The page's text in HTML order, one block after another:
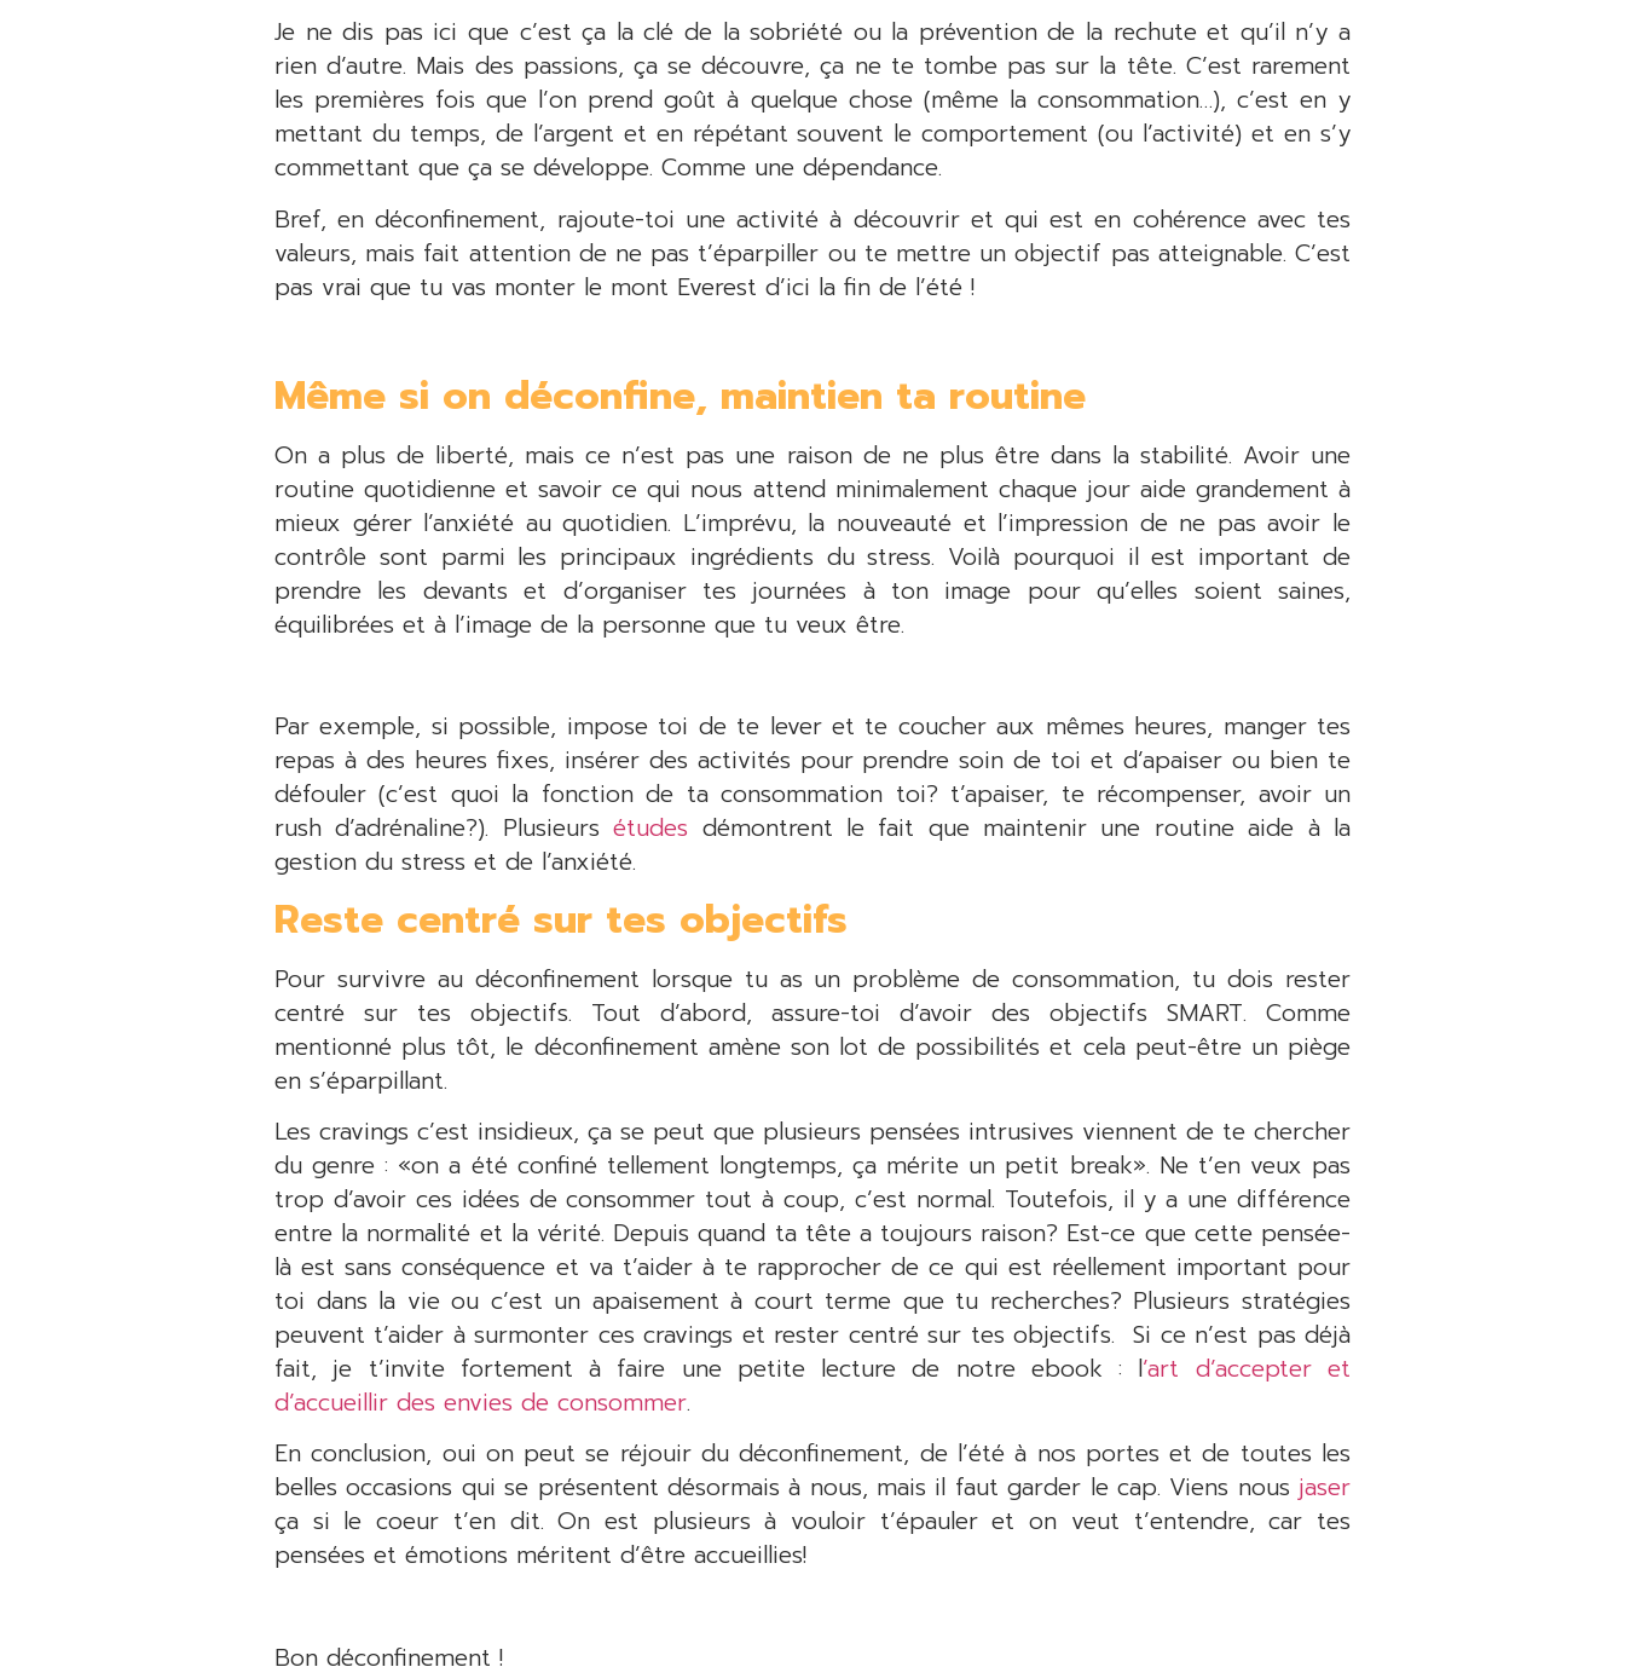
Je ne dis pas ici que c’est ça la clé de la sobriété ou la prévention de la rechute et qu’il n’y a
rien d’autre. Mais des passions, ça se découvre, ça ne te tombe pas sur la tête. C’est rarement
les premières fois que l’on prend goût à quelque chose (même la consommation…), c’est en y
mettant du temps, de l’argent et en répétant souvent le comportement (ou l’activité) et en s’y
commettant que ça se développe. Comme une dépendance.
Bref, en déconfinement, rajoute-toi une activité à découvrir et qui est en cohérence avec tes
valeurs, mais fait attention de ne pas t’éparpiller ou te mettre un objectif pas atteignable. C’est
pas vrai que tu vas monter le mont Everest d’ici la fin de l’été !
Même si on déconfine, maintien ta routine
On a plus de liberté, mais ce n’est pas une raison de ne plus être dans la stabilité. Avoir une
routine quotidienne et savoir ce qui nous attend minimalement chaque jour aide grandement à
mieux gérer l’anxiété au quotidien. L’imprévu, la nouveauté et l’impression de ne pas avoir le
contrôle sont parmi les principaux ingrédients du stress. Voilà pourquoi il est important de
prendre les devants et d’organiser tes journées à ton image pour qu’elles soient saines,
équilibrées et à l’image de la personne que tu veux être.
Par exemple, si possible, impose toi de te lever et te coucher aux mêmes heures, manger tes
repas à des heures fixes, insérer des activités pour prendre soin de toi et d’apaiser ou bien te
défouler (c’est quoi la fonction de ta consommation toi? t’apaiser, te récompenser, avoir un
rush d’adrénaline?). Plusieursétudes démontrent le fait que maintenir une routine aide à la
gestion du stress et de l’anxiété.
Reste centré sur tes objectifs
Pour survivre au déconfinement lorsque tu as un problème de consommation, tu dois rester
centré sur tes objectifs. Tout d’abord, assure-toi d’avoir des objectifs SMART. Comme
mentionné plus tôt, le déconfinement amène son lot de possibilités et cela peut-être un piège
en s’éparpillant.
Les cravings c’est insidieux, ça se peut que plusieurs pensées intrusives viennent de te chercher
du genre : «on a été confiné tellement longtemps, ça mérite un petit break». Ne t’en veux pas
trop d’avoir ces idées de consommer tout à coup, c’est normal. Toutefois, il y a une différence
entre la normalité et la vérité. Depuis quand ta tête a toujours raison? Est-ce que cette pensée-
là est sans conséquence et va t’aider à te rapprocher de ce qui est réellement important pour
toi dans la vie ou c’est un apaisement à court terme que tu recherches? Plusieurs stratégies
peuvent t’aider à surmonter ces cravings et rester centré sur tes objectifs. Si ce n’est pas déjà
fait, je t’invite fortement à faire une petite lecture de notre ebook : l’art d’accepter et
d’accueillir des envies de consommer.
En conclusion, oui on peut se réjouir du déconfinement, de l’été à nos portes et de toutes les
belles occasions qui se présentent désormais à nous, mais il faut garder le cap. Viens nous jaser
ça si le coeur t’en dit. On est plusieurs à vouloir t’épauler et on veut t’entendre, car tes
pensées et émotions méritent d’être accueillies!
Bon déconfinement !